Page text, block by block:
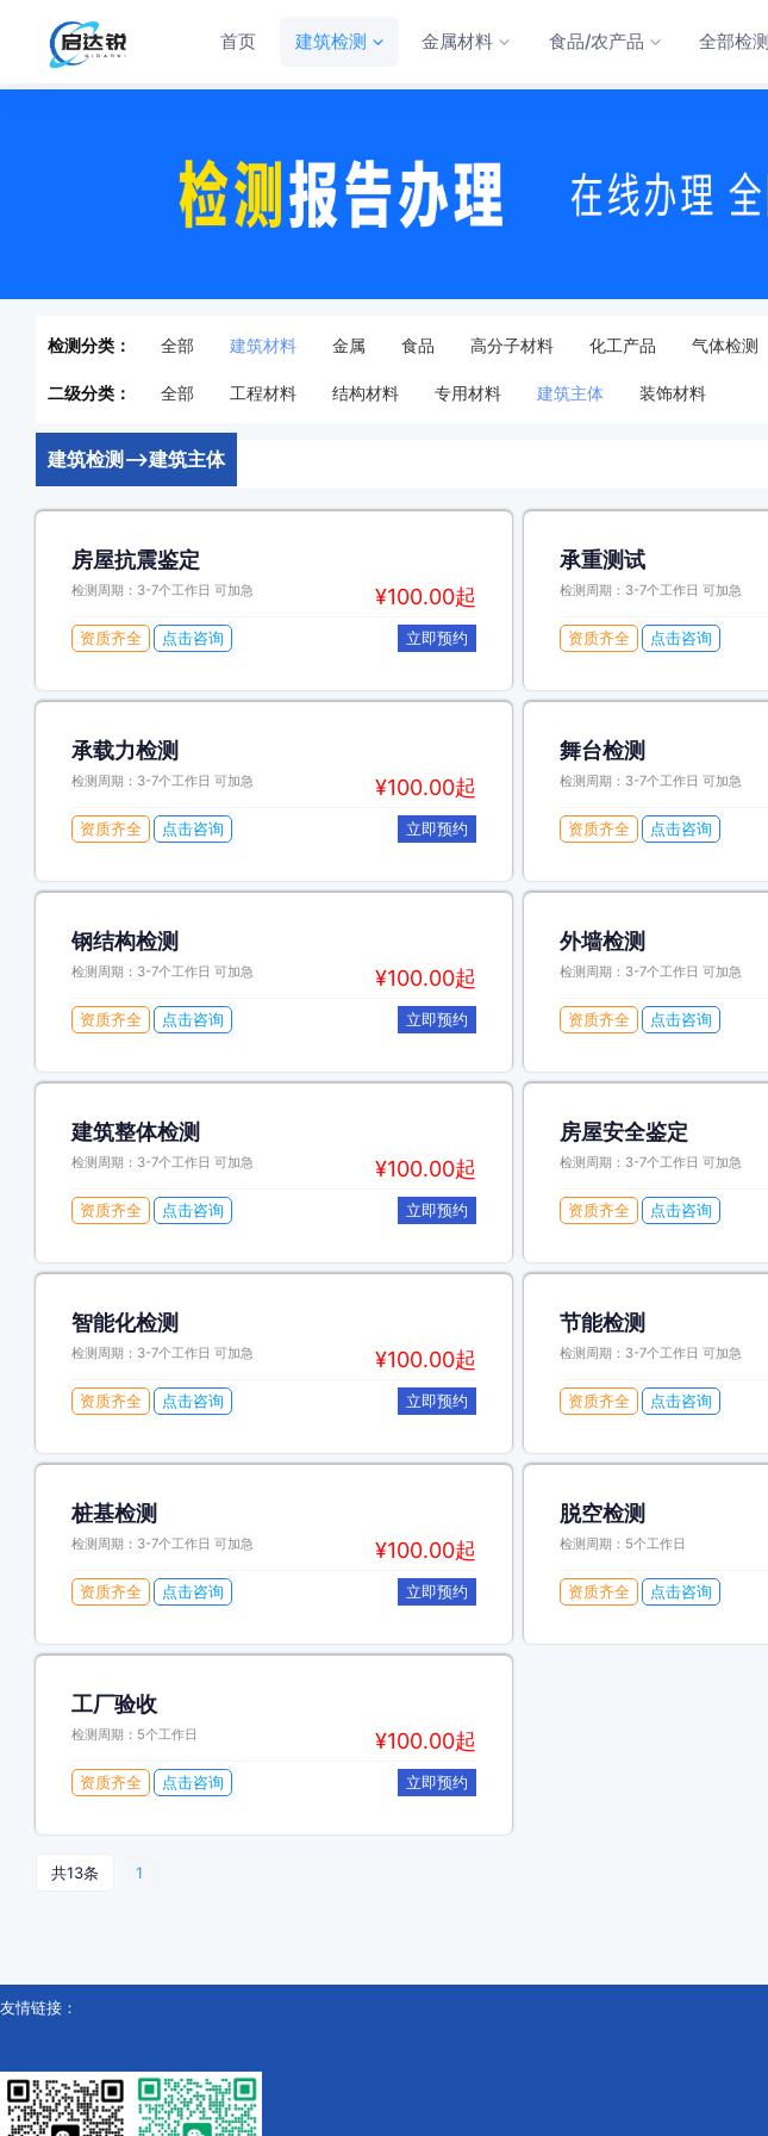
首页 建筑检测 金属材料 食品/农产品 全部检测
检测分类： 全部 建筑材料 金属 食品 高分子材料 化工产品 气体检测
二级分类： 全部 工程材料 结构材料 专用材料 建筑主体 装饰材料
房屋抗震鉴定
检测周期：3-7个工作日 可加急 ¥100.00起
资质齐全 点击咨询 立即预约
承重测试
检测周期：3-7个工作日 可加急
资质齐全 点击咨询
承载力检测
检测周期：3-7个工作日 可加急 ¥100.00起
资质齐全 点击咨询 立即预约
舞台检测
检测周期：3-7个工作日 可加急
资质齐全 点击咨询
钢结构检测
检测周期：3-7个工作日 可加急 ¥100.00起
资质齐全 点击咨询 立即预约
外墙检测
检测周期：3-7个工作日 可加急
资质齐全 点击咨询
建筑整体检测
检测周期：3-7个工作日 可加急 ¥100.00起
资质齐全 点击咨询 立即预约
房屋安全鉴定
检测周期：3-7个工作日 可加急
资质齐全 点击咨询
智能化检测
检测周期：3-7个工作日 可加急 ¥100.00起
资质齐全 点击咨询 立即预约
节能检测
检测周期：3-7个工作日 可加急
资质齐全 点击咨询
桩基检测
检测周期：3-7个工作日 可加急 ¥100.00起
资质齐全 点击咨询 立即预约
脱空检测
检测周期：5个工作日
资质齐全 点击咨询
工厂验收
检测周期：5个工作日 ¥100.00起
资质齐全 点击咨询 立即预约
建筑检测-->建筑主体
共13条 1
友情链接：